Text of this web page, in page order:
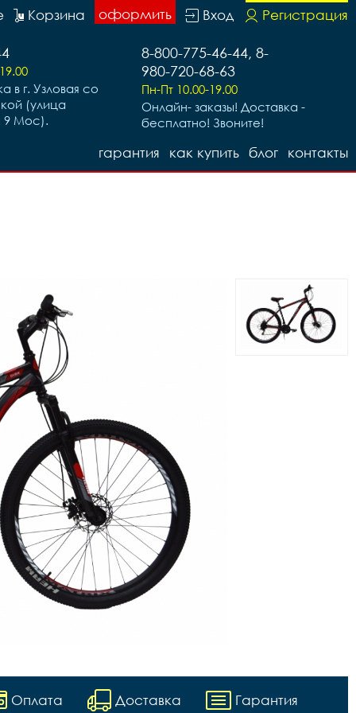
Регистрация
Вход
оформить
Корзина
8-800-775-46-44, 8-
980-720-68-63
Пн-Пт 10.00-19.00
Онлайн- заказы! Доставка -
бесплатно! Звоните!
в г. Узловая со
(улица
9 Мос).
контакты
блог
как купить
гарантия
Оплата Доставка Гарантия